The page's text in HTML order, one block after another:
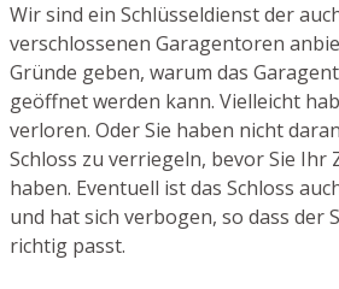
Wir sind ein Schlüsseldienst der
verschlossenen Garagentoren
Gründe geben, warum das
geöffnet werden kann. Vielleicht
verloren. Oder Sie haben nicht
Schloss zu verriegeln, bevor Sie Ihr
haben. Eventuell ist das Schloss
und hat sich verbogen, so dass der
richtig passt.